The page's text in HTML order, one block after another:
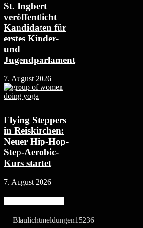
St. Ingbert
veröffentlicht
Kandidaten für
erstes Kinder-
und
Jugendparlament
7. August 2026
Flying Steppers
in Reiskirchen:
Neuer Hip-Hop-
Step-Aerobic-
Kurs startet
7. August 2026
Blaulichtmeldungen15236